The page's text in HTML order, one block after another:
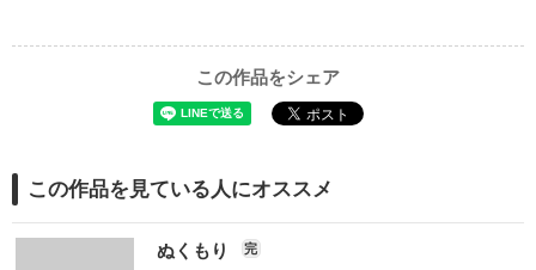
この作品をシェア
この作品を見ている人にオススメ
ぬくもり 完